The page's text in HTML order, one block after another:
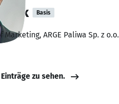
Basis
ARGE Paliwa Sp. z o.o.
zu sehen.